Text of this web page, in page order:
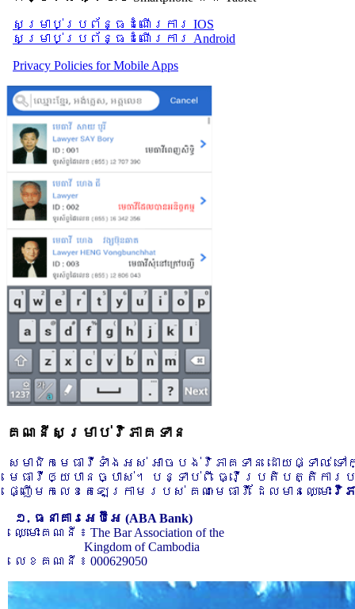
សម្រាប់​ប្រព័ន្ធដំណើរការ IOS
សម្រាប់​ប្រព័ន្ធដំណើរការ Android
Privacy Policies for Mobile Apps
គណនីសម្រាប់វិភាគទាន
សមាជិកមេធាវីទាំងអស់ អាចបង់វិភាគទាន ដោយផ្ទាល់
មេធាវីឲ្យបានច្បាស់។ បន្ទាប់ពី ធ្វើប្រតិបត្តិកា
ផ្ញើមកលេខតេឡេក្រាមរបស់ គណៈមេធាវី ដែលមានឈ្មោះ វិភ
១. ធនាគារអេប៊ីអេ (ABA Bank)
ឈ្មោះគណនី ៖ The Bar Association of the
Kingdom of Cambodia
លេខគណនី ៖ 000629050